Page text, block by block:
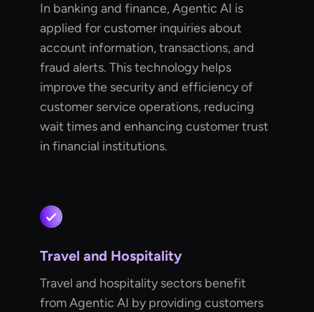
In banking and finance, Agentic AI is
applied for customer inquiries about
account information, transactions, and
fraud alerts. This technology helps
improve the security and efficiency of
customer service operations, reducing
wait times and enhancing customer trust
in financial institutions.
Travel and Hospitality
Travel and hospitality sectors benefit
from Agentic AI by providing customers